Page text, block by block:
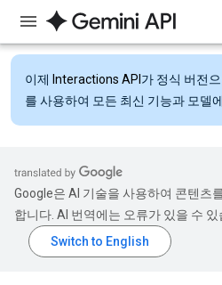
이제 Interactions API 가 정식 버전
를 사용하여 모든 최신 기능과 모델
Google은 AI 기술을 사용하여 콘텐츠
합니다. AI 번역에는 오류가 있을 수 있